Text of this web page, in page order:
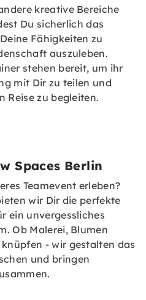
kreative Bereiche
Du sicherlich das
Fähigkeiten zu
auszuleben.
stehen bereit, um ihr
mit Dir zu teilen und
Reise zu begleiten.
Spaces Berlin
Teamevent erleben?
wir Dir die perfekte
ein unvergessliches
Ob Malerei, Blumen
- wir gestalten das
und bringen